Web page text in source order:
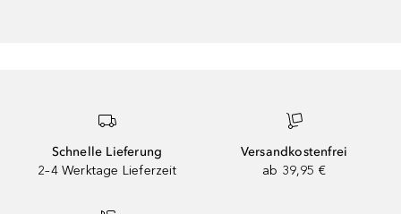
Schnelle Lieferung
2–4 Werktage Lieferzeit
Versandkostenfrei
ab 39,95 €